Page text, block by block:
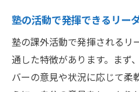
塾の活動で発揮できるリー
塾の課外活動で発揮されるリ
通した特徴があります。まず
バーの意見や状況に応じて柔